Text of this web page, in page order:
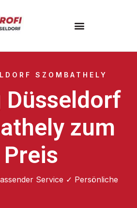
SZOMBATHELY
Düsseldorf
zum
Service ✓ Persönliche